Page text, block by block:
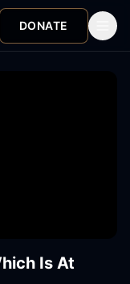
DONATE
Is At